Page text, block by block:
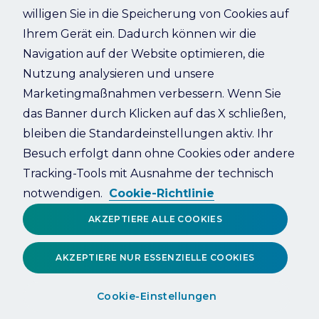
Refresh
willigen Sie in die Speicherung von Cookies auf
Ihrem Gerät ein. Dadurch können wir die
Navigation auf der Website optimieren, die
Nutzung analysieren und unsere
Marketingmaßnahmen verbessern. Wenn Sie
das Banner durch Klicken auf das X schließen,
bleiben die Standardeinstellungen aktiv. Ihr
Besuch erfolgt dann ohne Cookies oder andere
Tracking-Tools mit Ausnahme der technisch
notwendigen. Cookie-Richtlinie
Cookie-Einstellungen
AKZEPTIERE NUR ESSENZIELLE COOKIES
AKZEPTIERE ALLE COOKIES